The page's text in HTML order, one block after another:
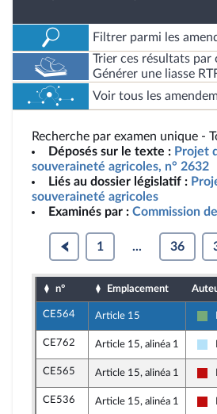
Filtrer parmi les
Trier ces résultats par
Générer une liasse
Voir tous les
Recherche par examen unique -
Déposés sur le texte : Projet
souveraineté agricoles, n° 2632
Liés au dossier législatif :
souveraineté agricoles
Examinés par : Commission
1 ... 36
n° Emplacement
CE564 Article 15
CE762 Article 15, alinéa 1
CE565 Article 15, alinéa 1
CE536 Article 15, alinéa 1